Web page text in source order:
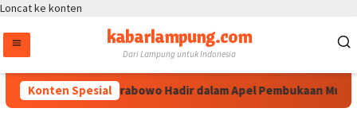
Loncat ke konten
kabarlampung.com
Dari Lampung untuk Indonesia
Konten Spesial
Listyo Sigit Prabowo Hadir dalam Apel Pembukaan